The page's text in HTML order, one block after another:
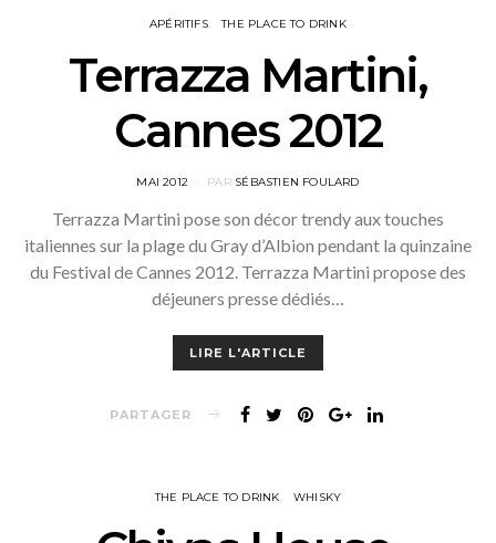
APÉRITIFS THE PLACE TO DRINK
Terrazza Martini,
Cannes 2012
POSTED
MAI 2012 PAR SÉBASTIEN FOULARD
Terrazza Martini pose son décor trendy aux touches
italiennes sur la plage du Gray d’Albion pendant la quinzaine
du Festival de Cannes 2012. Terrazza Martini propose des
déjeuners presse dédiés…
LIRE L'ARTICLE
PARTAGER
THE PLACE TO DRINK WHISKY